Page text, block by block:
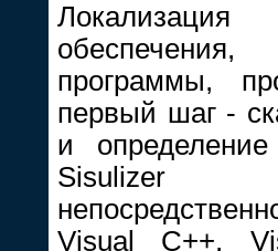
программы,
первый шаг -
и определение
Sisulizer
Visual C++,